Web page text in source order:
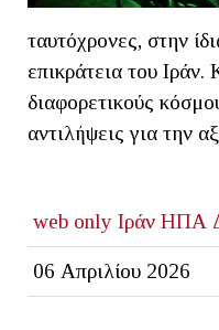
ταυτόχρονες, στην
επικράτεια του
διαφορετικούς
αντιλήψεις για την
web only Ιράν ΗΠΑ
06 Απριλίου 2026